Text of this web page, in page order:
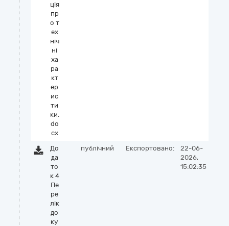
ція
пр
о т
ех
ніч
ні
ха
ра
кт
ер
ис
ти
ки.
do
cx
До
да
то
к 4
Пе
ре
лік
до
ку
публічний Експортовано:
22-06-
2026,
15:02:35